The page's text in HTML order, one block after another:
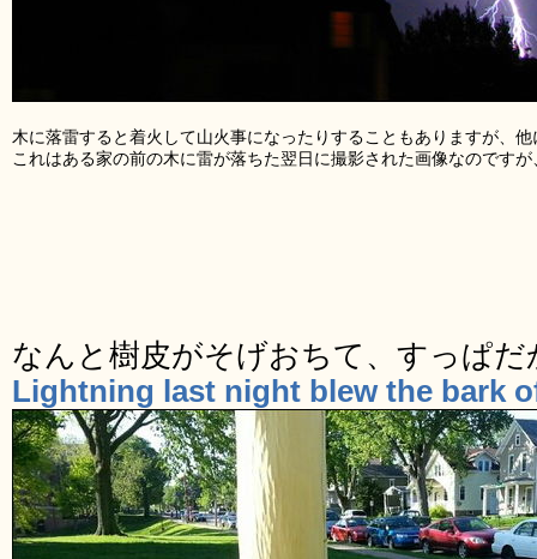
木に落雷すると着火して山火事になったりすることもありますが、
これはある家の前の木に雷が落ちた翌日に撮影された画像なのです
なんと樹皮がそげおちて、すっぱ
Lightning last night blew the bark